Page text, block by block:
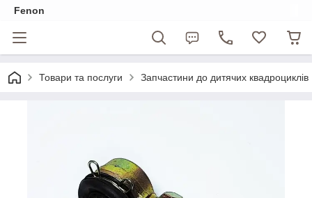
Fenon
Товари та послуги Запчастини до дитячих квадроциклів